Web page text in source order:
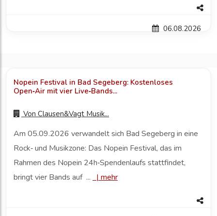
06.08.2026
Nopein Festival in Bad Segeberg: Kostenloses
Open‑Air mit vier Live‑Bands...
Von Clausen&Vagt Musik...
Am 05.09.2026 verwandelt sich Bad Segeberg in eine
Rock‑ und Musikzone: Das Nopein Festival, das im
Rahmen des Nopein 24h‑Spendenlaufs stattfindet,
bringt vier Bands auf ...
| mehr